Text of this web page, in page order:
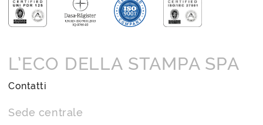
L’ECO DELLA STAMPA SPA
Contatti
Sede centrale